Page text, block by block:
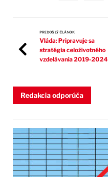
PREDOŠLÝ ČLÁNOK
Vláda: Pripravuje sa
stratégia celoživotného
vzdelávania 2019-2024
Redakcia odporúča